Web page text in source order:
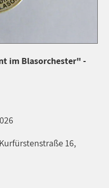
im Blasorchester" -
16,